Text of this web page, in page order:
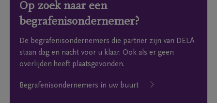
Op zoek naar een
begrafenisondernemer?
De begrafenisondernemers die partner zijn van DELA
staan dag en nacht voor u klaar. Ook als er geen
overlijden heeft plaatsgevonden.
Begrafenisondernemers in uw buurt